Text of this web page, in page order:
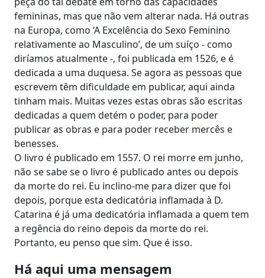
femininas, mas que não vem alterar nada. Há outras
na Europa, como ‘A Excelência do Sexo Feminino
relativamente ao Masculino’, de um suíço - como
diríamos atualmente -, foi publicada em 1526, e é
dedicada a uma duquesa. Se agora as pessoas que
escrevem têm dificuldade em publicar, aqui ainda
tinham mais. Muitas vezes estas obras são escritas
dedicadas a quem detém o poder, para poder
publicar as obras e para poder receber mercês e
benesses.
O livro é publicado em 1557. O rei morre em junho,
não se sabe se o livro é publicado antes ou depois
da morte do rei. Eu inclino-me para dizer que foi
depois, porque esta dedicatória inflamada à D.
Catarina é já uma dedicatória inflamada a quem tem
a regência do reino depois da morte do rei.
Portanto, eu penso que sim. Que é isso.
Há aqui uma mensagem